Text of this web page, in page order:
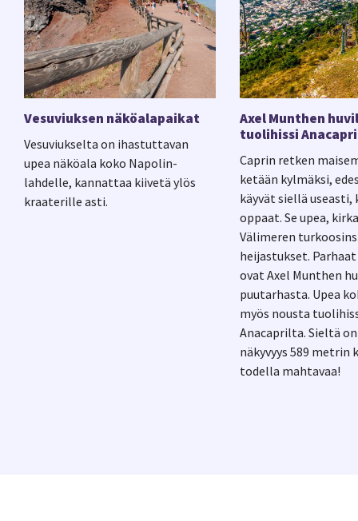
Vesuviuksen näköalapaikat
Vesuviukselta on ihastuttavan
upea näköala koko Napolin-
lahdelle, kannattaa kiivetä ylös
kraaterille asti.
Axel Munthen
tuolihissi
Caprin retken
ketään kylmäksi,
käyvät siellä useasti,
oppaat. Se upea,
Välimeren
heijastukset.
ovat Axel Munthen
puutarhasta. Upea
myös nousta
Anacaprilta. Sieltä
näkyvyys 589 metrin
todella mahtavaa!